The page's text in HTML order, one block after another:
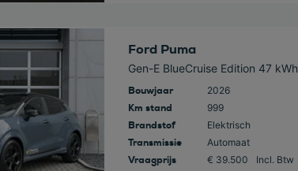
Ford Puma
Gen-E BlueCruise Edition 47 kWh
Bouwjaar 2026
Km stand 999
Brandstof Elektrisch
Transmissie Automaat
Vraagprijs € 39.500 Incl. Btw